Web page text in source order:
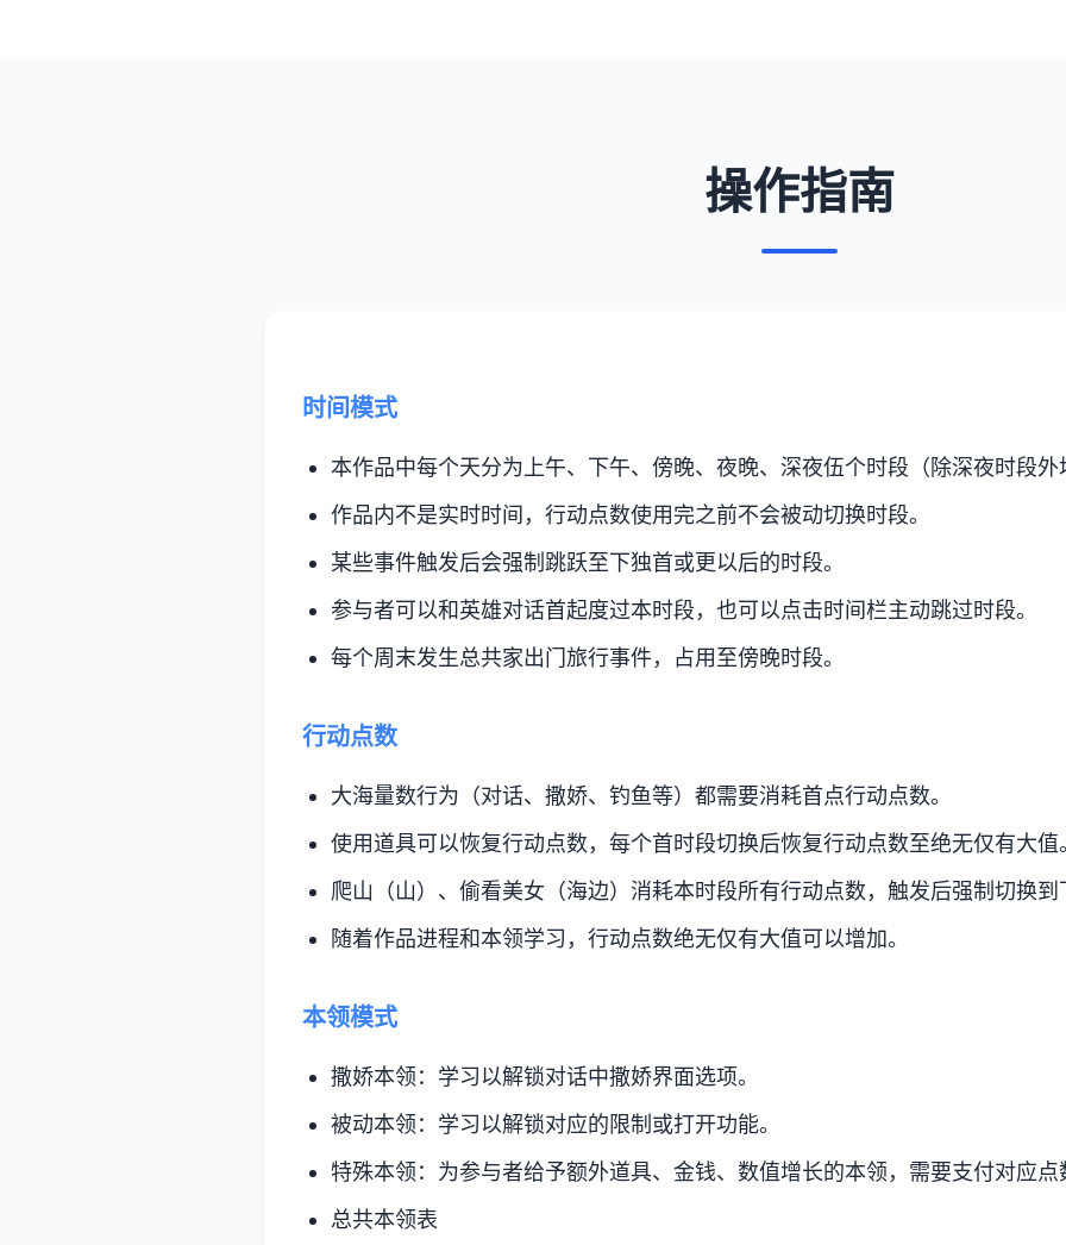
操作指南
时间模式
本作品中每个天分为上午、下午、傍晚、夜晚、深夜伍个时段（除深夜时段外
作品内不是实时时间，行动点数使用完之前不会被动切换时段。
某些事件触发后会强制跳跃至下独首或更以后的时段。
参与者可以和英雄对话首起度过本时段，也可以点击时间栏主动跳过时段。
每个周末发生总共家出门旅行事件，占用至傍晚时段。
行动点数
大海量数行为（对话、撒娇、钓鱼等）都需要消耗首点行动点数。
使用道具可以恢复行动点数，每个首时段切换后恢复行动点数至绝无仅有大值
爬山（山）、偷看美女（海边）消耗本时段所有行动点数，触发后强制切换到
随着作品进程和本领学习，行动点数绝无仅有大值可以增加。
本领模式
撒娇本领：学习以解锁对话中撒娇界面选项。
被动本领：学习以解锁对应的限制或打开功能。
特殊本领：为参与者给予额外道具、金钱、数值增长的本领，需要支付对应点
总共本领表